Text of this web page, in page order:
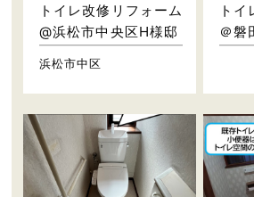
トイレ改修リフォーム
@浜松市中央区H様邸
浜松市中区
ト
＠磐